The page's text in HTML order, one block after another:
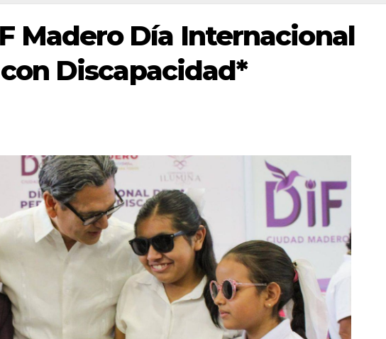
Madero Día Internacional
Discapacidad*